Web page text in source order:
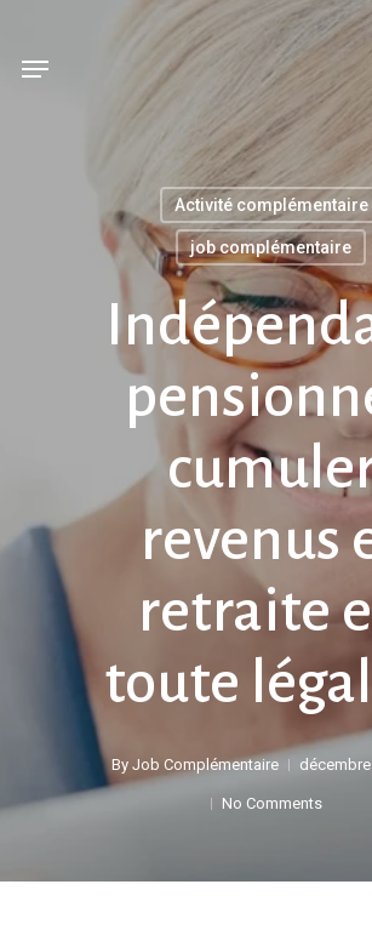
Menu
Activité complémentaire
job complémentaire
revenus
retraite
toute
By Job Complémentaire
No Comments